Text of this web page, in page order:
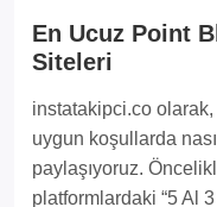
En Ucuz Point
Siteleri
instatakipci.co olarak,
uygun koşullarda
paylaşıyoruz.
platformlardaki “5 Al